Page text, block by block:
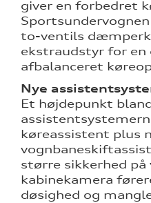
giver en forbedret
to-ventils
ekstraudstyr for
afbalanceret
Nye
Et højdepunkt
køreassistent plus
større sikkerhed på
kabinekamera
døsighed og